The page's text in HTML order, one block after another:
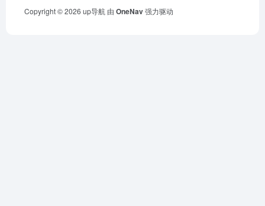
Copyright © 2026 up导航 由 OneNav强力驱动